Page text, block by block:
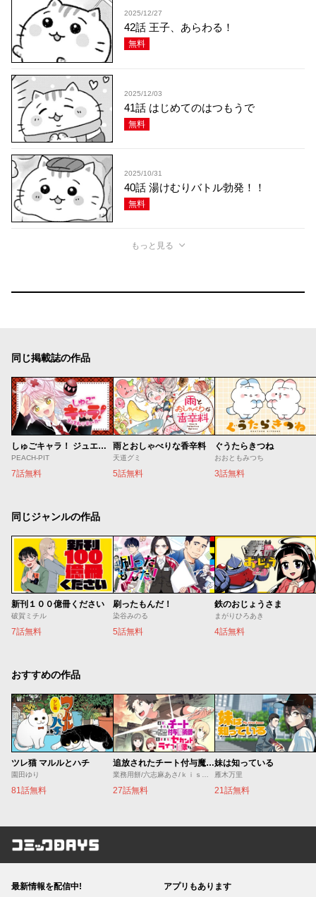
2025/12/27
42話 王子、あらわる！
無料
2025/12/03
41話 はじめてのはつもうで
無料
2025/10/31
40話 湯けむりバトル勃発！！
無料
もっと見る
同じ掲載誌の作品
しゅごキャラ！ ジュエルジョーカー
PEACH-PIT
7話無料
雨とおしゃべりな香辛料
天道グミ
5話無料
ぐうたらきつね
おおともみつち
3話無料
同じジャンルの作品
新刊１００億冊ください
破賀ミチル
7話無料
刷ったもんだ！
染谷みのる
5話無料
鉄のおじょうさま
まがりひろあき
4話無料
おすすめの作品
ツレ猫 マルルとハチ
園田ゆり
81話無料
追放されたチート付与魔術師は気ままなセカンドライフを謳歌する。 ～俺は武器だけじゃなく、あらゆるものに『強化ポイント』を付与できるし、俺の意思でいつでも効果を解除できるけど、残った人たち大丈夫？～
業務用餅/六志麻あさ/ｋｉｓｕｉ
27話無料
妹は知っている
雁木万里
21話無料
コミックDAYS
最新情報を配信中! アプリもあります